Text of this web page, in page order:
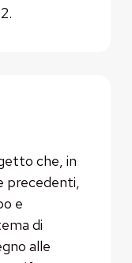
che, in
precedenti,
e
di
alle